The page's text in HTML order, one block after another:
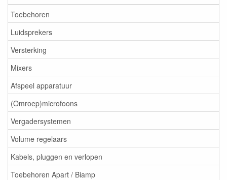
Toebehoren
Luidsprekers
Versterking
Mixers
Afspeel apparatuur
(Omroep)microfoons
Vergadersystemen
Volume regelaars
Kabels, pluggen en verlopen
Toebehoren Apart / Biamp